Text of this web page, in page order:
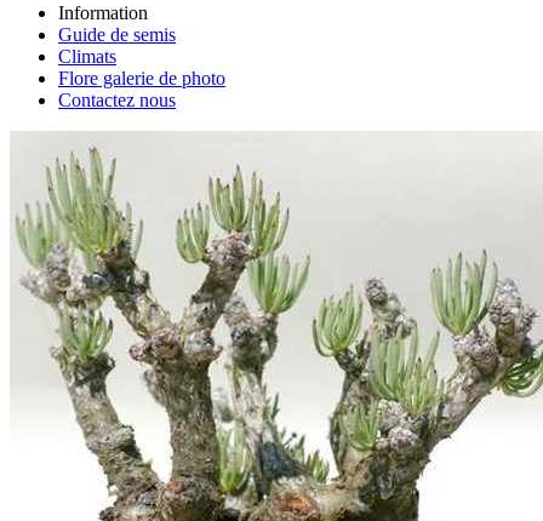
Information
Guide de semis
Climats
Flore galerie de photo
Contactez nous